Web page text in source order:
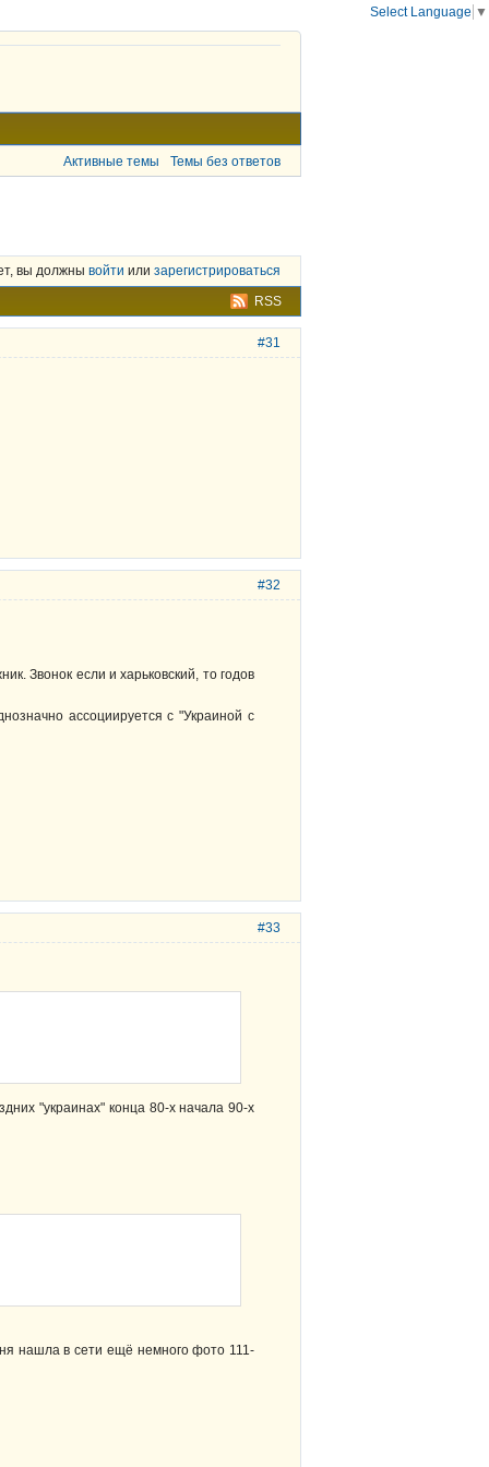
Активные темы Темы без ответов
вы должны войти или зарегистрироваться
RSS
#31
#32
Звонок если и харьковский, то годов
ассоциируется с "Украиной с
#33
"украинах" конца 80-х начала 90-х
нашла в сети ещё немного фото 111-
Select Language ▼